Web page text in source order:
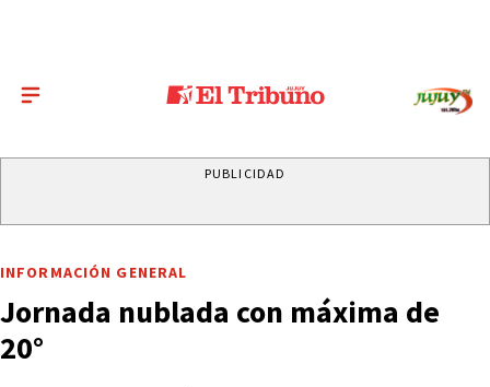
PUBLICIDAD
INFORMACIÓN GENERAL
Jornada nublada con máxima de
20°